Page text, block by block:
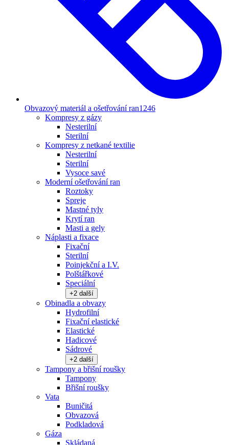
Obvazový materiál a ošetřování ran1246
Kompresy z gázy
Nesterilní
Sterilní
Kompresy z netkané textilie
Nesterilní
Sterilní
Vysoce savé
Moderní ošetřování ran
Roztoky
Spreje
Mastné tyly
Krytí ran
Masti a gely
Náplasti a fixace
Fixační
Sterilní
Poinjekční a I.V.
Polštářkové
Speciální
+2 další
Obinadla a obvazy
Hydrofilní
Fixační elastické
Elastické
Hadicové
Sádrové
+2 další
Tampony a břišní roušky
Tampony
Břišní roušky
Vata
Buničitá
Obvazová
Podkladová
Gáza
Skládaná